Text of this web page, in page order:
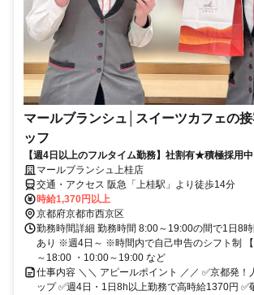
マールブランシュ│スイーツカフェの
ッフ
【週4日以上のフルタイム勤務】社割有★積極採用中
マールブランシュ上桂店
交通・アクセス 阪急「上桂駅」より徒歩14分
時給1,370円以上
京都府京都市西京区
勤務時間詳細 勤務時間 8:00～19:00の間で1日8
あり ※週4日～ ※時間内で自己申告のシフト制
～18:00 ・10:00～19:00 など
仕事内容 ＼＼ アピールポイント ／／ ✅京都発！
ップ ✅週4日・1日8h以上勤務で高時給1370円 ✅